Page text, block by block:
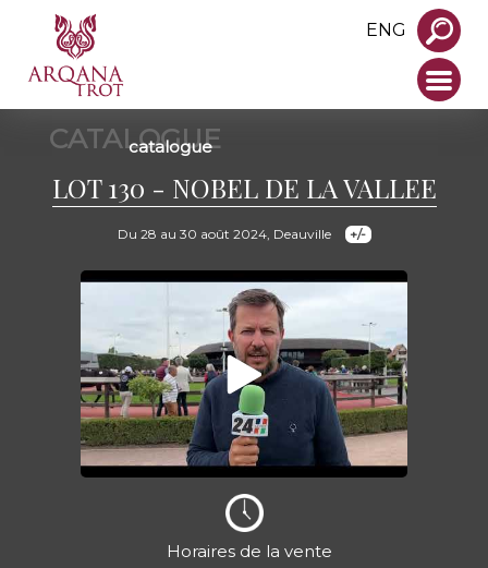
ENG
CATALOGUE
catalogue
LOT 130 - NOBEL DE LA VALLEE
Du 28 au 30 août 2024, Deauville
Horaires de la vente